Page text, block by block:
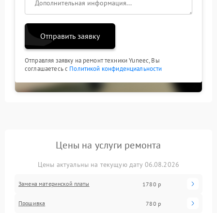
Отправить заявку
Отправляя заявку на ремонт техники Yuneec, Вы
соглашаетесь с Политикой конфиденциальности
Цены на услуги ремонта
Цены актуальны на текущую дату 06.08.2026
Замена материнской платы 1780 р
Прошивка 780 р